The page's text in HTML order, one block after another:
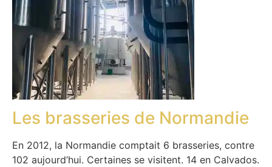
Les brasseries de Normandie
En 2012, la Normandie comptait 6 brasseries, contre
102 aujourd’hui. Certaines se visitent. 14 en Calvados.